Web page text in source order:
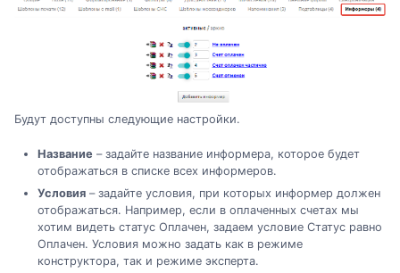
Будут доступны следующие настройки.
Название– задайте название информера, которое будет
отображаться в списке всех информеров.
Условия– задайте условия, при которых информер должен
отображаться. Например, если в оплаченных счетах мы
хотим видеть статус Оплачен, задаем условие Статус равно
Оплачен. Условия можно задать как в режиме
конструктора, так и режиме эксперта.